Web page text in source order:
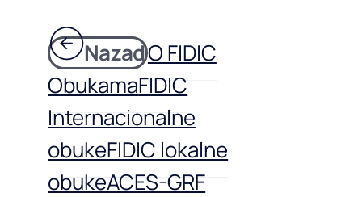
NazadO FIDIC
ObukamaFIDIC
Internacionalne
obukeFIDIC lokalne
obukeACES-GRF